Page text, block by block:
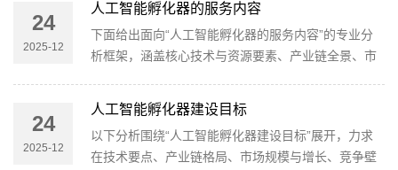
练/上线所需的算力、导师与行业对接、产品化路径与
市场化渠道等，帮助早期AI团队在相对较短周期内从
原型走向可商业化的产品与
24
2025-12
人工智能孵化器的服务内容
下面给出面向“人工智能孵化器的服务内容”的专业分
析框架，涵盖核心技术与资源要素、产业链全景、市
自建孵化器方、创业者等群体。一、核心定位与服务
内容框架1) 定位概述使命与定位：以AI为核心、围绕
“从零到一”的成长
24
2025-12
人工智能孵化器建设目标
以下分析围绕“人工智能孵化器建设目标”展开，力求
在技术要点、产业链格局、市场规模与增长、竞争壁